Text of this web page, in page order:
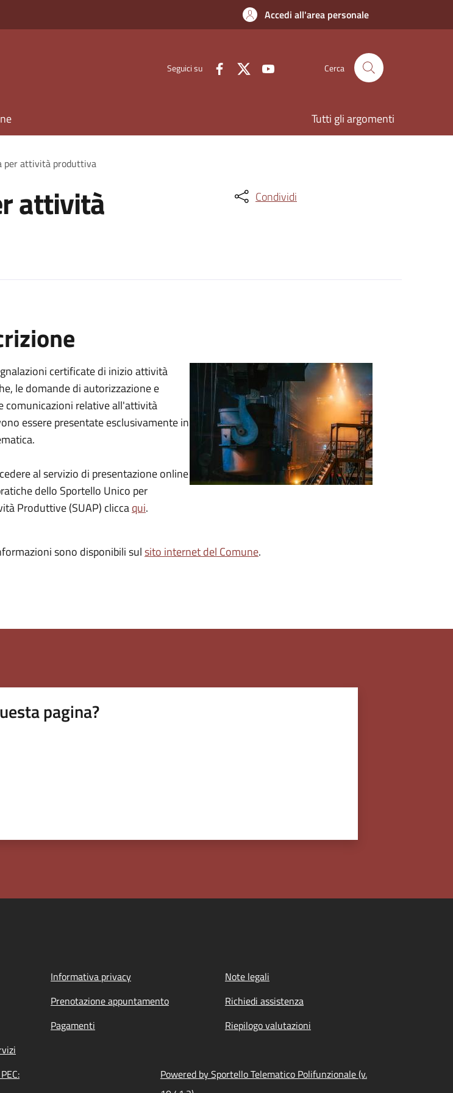
Accedi all'area personale
Seguici su Cerca
Tutti gli argomenti
per attività produttiva
attività Condividi
certificate di inizio attività
le domande di autorizzazione e
comunicazioni relative all'attività
essere presentate esclusivamente in
al servizio di presentazione online
dello Sportello Unico per
Produttive (SUAP) cliccaqui.
sono disponibili sulsito internet del Comune.
pagina?
Informativa privacy
Note legali
Prenotazione appuntamento
Richiedi assistenza
Pagamenti
Riepilogo valutazioni
Powered by Sportello Telematico Polifunzionale (v.